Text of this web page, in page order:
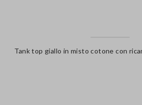
Tank top giallo in misto cotone con